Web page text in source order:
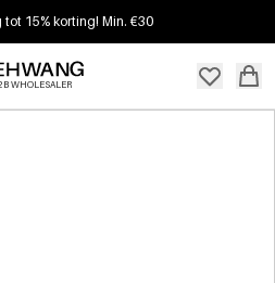
15% korting! Min. €30
WHOLESALER